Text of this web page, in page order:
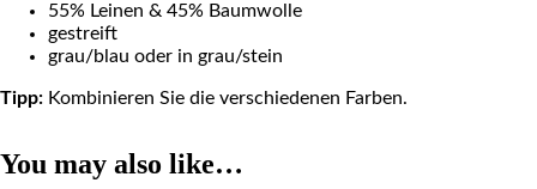
55% Leinen & 45% Baumwolle
gestreift
grau/blau oder in grau/stein
Tipp: Kombinieren Sie die verschiedenen Farben.
You may also like…